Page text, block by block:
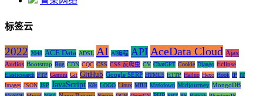
标签云
2022 2048 ACE Data ADSL AI AI编程 API AceData Cloud Ajax
Audios Bootstrap Bug CDN CQC CSS CSS 反爬虫 CV ChatGPT Cookie Django Eclipse
Elasticsearch FTP Gemini Git GitHub Google SERP HTML5 HTTP Hailuo Hexo Hook IP IT
Images JSON JSP JavaScript K8s LOGO Linux MIUI Markdown Midjourney MongoDB